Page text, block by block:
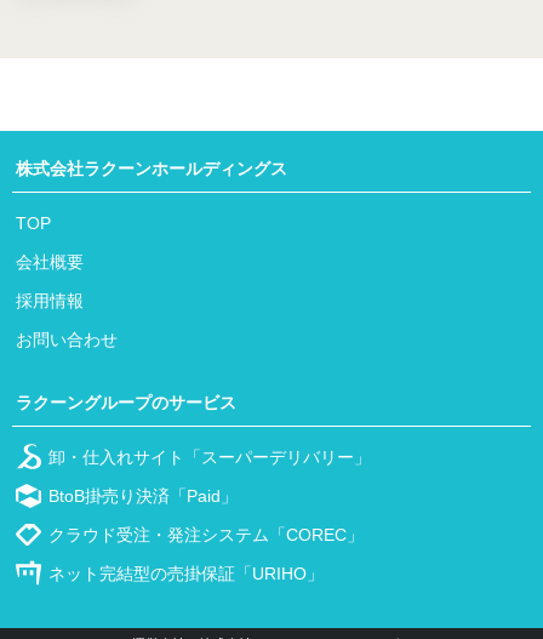
株式会社ラクーンホールディングス
TOP
会社概要
採用情報
お問い合わせ
ラクーングループのサービス
卸・仕入れサイト「スーパーデリバリー」
BtoB掛売り決済「Paid」
クラウド受注・発注システム「COREC」
ネット完結型の売掛保証「URIHO」